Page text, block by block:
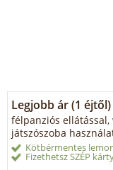
Legjobb ár (1 éjtől)
félpanziós
játszószoba
Kötbérmentes
Fizethetsz SZÉP